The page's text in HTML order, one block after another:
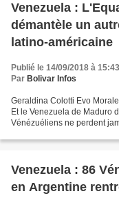
Venezuela :
démantèle un
latino-américaine
Publié le 14/09/2018 à 15:43
Par Bolivar Infos
Geraldina Colotti Evo
Et le Venezuela de Maduro
Vénézuéliens ne perdent
Venezuela : 86
en Argentine